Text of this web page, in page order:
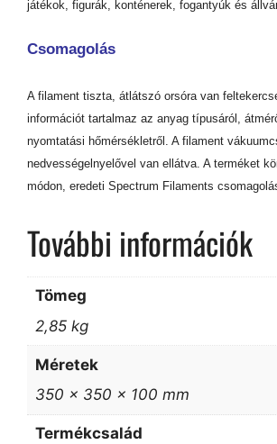
játékok, figurák, konténerek, fogantyúk és
Csomagolás
A filament tiszta, átlátszó orsóra van
információt tartalmaz az anyag típusáról,
nyomtatási hőmérsékletről. A filament
nedvességelnyelővel van ellátva. A terméket
módon, eredeti Spectrum Filaments
További információk
Tömeg
2,85 kg
Méretek
350 × 350 × 100 mm
Termékcsalád